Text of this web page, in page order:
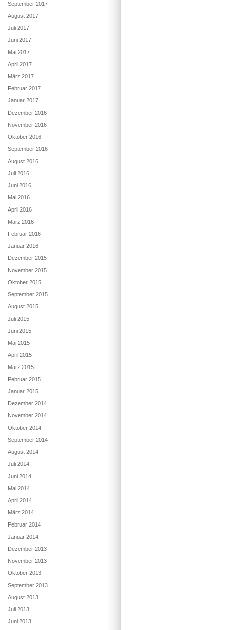
September 2017
August 2017
Juli 2017
Juni 2017
Mai 2017
April 2017
März 2017
Februar 2017
Januar 2017
Dezember 2016
November 2016
Oktober 2016
September 2016
August 2016
Juli 2016
Juni 2016
Mai 2016
April 2016
März 2016
Februar 2016
Januar 2016
Dezember 2015
November 2015
Oktober 2015
September 2015
August 2015
Juli 2015
Juni 2015
Mai 2015
April 2015
März 2015
Februar 2015
Januar 2015
Dezember 2014
November 2014
Oktober 2014
September 2014
August 2014
Juli 2014
Juni 2014
Mai 2014
April 2014
März 2014
Februar 2014
Januar 2014
Dezember 2013
November 2013
Oktober 2013
September 2013
August 2013
Juli 2013
Juni 2013